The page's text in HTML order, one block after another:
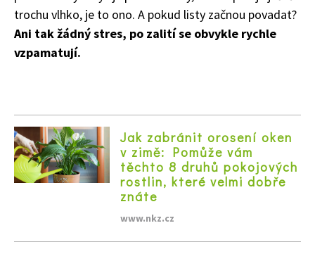
trochu vlhko, je to ono. A pokud listy začnou povadat?
Ani tak žádný stres, po zalití se obvykle rychle
vzpamatují.
Jak zabránit orosení oken
v zimě: Pomůže vám
těchto 8 druhů pokojových
rostlin, které velmi dobře
znáte
www.nkz.cz